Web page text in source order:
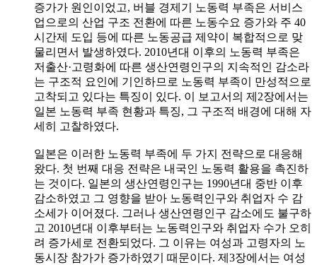
증가가 원인이었고, 버블 경제기 노동력 부족은 서비스
업으로의 산업 구조 전환에 따른 노동수요 증가와 주 40
시간제 도입 등에 따른 노동공급 제약이 복합적으로 맞
물리면서 발생하였다. 2010년대 이후의 노동력 부족은
저출산·고령화에 따른 생산연령인구의 지속적인 감소라
는 구조적 요인에 기인하므로 노동력 부족이 만성적으로
고착되고 있다는 특징이 있다. 이 보고서의 제2장에서는
일본 노동력 부족 현황과 특징, 그 구조적 배경에 대해 자
세히 고찰하였다.
일본은 이러한 노동력 부족에 두 가지 전략으로 대응해
왔다. 첫 번째 대응 전략은 내국인 노동력 활용을 촉진하
는 것이다. 일본의 생산연령인구는 1990년대 중반 이후
감소하였고 그 영향을 받아 노동력인구와 취업자 수 감
소세가 이어졌다. 그러나 생산연령인구 감소에도 불구하
고 2010년대 이후부터는 노동력인구와 취업자 수가 오히
려 증가세로 전환되었다. 그 이유는 여성과 고령자의 노
동시장 참가가 증가하였기 때문이다. 제3장에서는 여성